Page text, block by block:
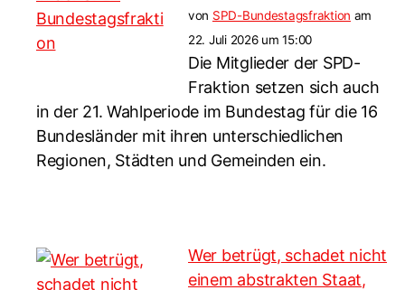
von SPD-Bundestagsfraktion am
22. Juli 2026 um 15:00
Die Mitglieder der SPD-
Fraktion setzen sich auch
in der 21. Wahlperiode im Bundestag für die 16
Bundesländer mit ihren unterschiedlichen
Regionen, Städten und Gemeinden ein.
Wer betrügt, schadet nicht
einem abstrakten Staat,